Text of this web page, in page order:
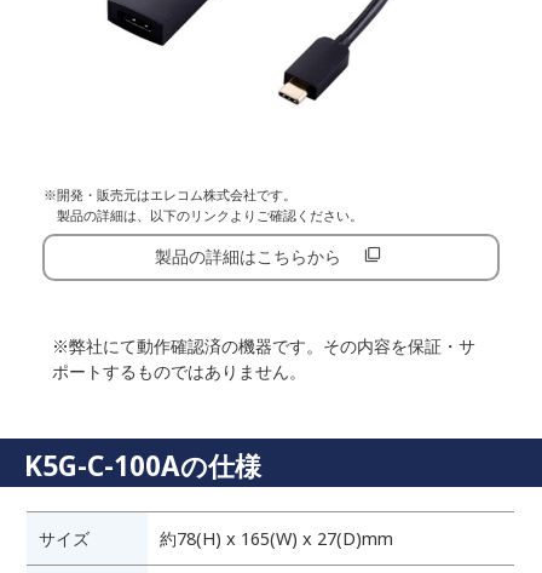
※開発・販売元はエレコム株式会社です。
製品の詳細は、以下のリンクよりご確認ください。
製品の詳細はこちらから
※弊社にて動作確認済の機器です。その内容を保証・サ
ポートするものではありません。
K5G-C-100Aの仕様
サイズ 約78(H) x 165(W) x 27(D)mm